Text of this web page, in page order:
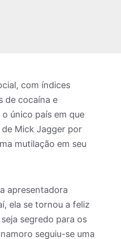
com índices
de cocaína e
único país em que
de Mick Jagger por
mutilação em seu
apresentadora
ela se tornou a feliz
segredo para os
seguiu-se uma